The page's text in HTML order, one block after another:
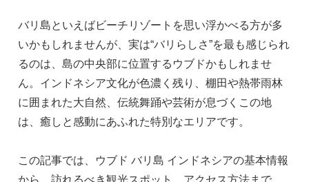
バリ島といえばビーチリゾートを思い浮かべる方が多
いかもしれませんが、実は“バリらしさ”を最も感じられ
るのは、島の中央部に位置するウブドかもしれませ
ん。インドネシア文化が色濃く残り、棚田や熱帯雨林
に囲まれた大自然、伝統舞踊や芸術が息づくこの地
は、癒しと感動にあふれた特別なエリアです。
この記事では、ウブド バリ島 インドネシアの基本情報